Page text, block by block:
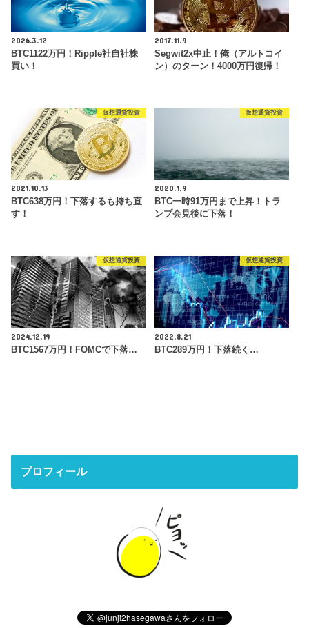
2026.3.12
BTC1122万円！Ripple社自社株
買い！
2017.11.9
Segwit2x中止！俺（アルトコイ
ン）のターン！4000万円復帰！
仮想通貨投資
2021.10.13
BTC638万円！下落するも持ち直
す！
仮想通貨投資
2020.1.9
BTC一時91万円まで上昇！トラ
ンプ会見後に下落！
仮想通貨投資
2024.12.19
BTC1567万円！FOMCで下落…
仮想通貨投資
2022.8.21
BTC289万円！下落続く…
プロフィール